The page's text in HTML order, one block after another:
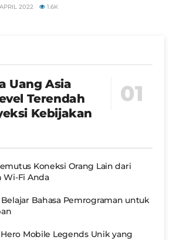
2022 1.6K
Uang Asia
Terendah
Kebijakan
Koneksi Orang Lain dari
Wi-Fi Anda
Bahasa Pemrograman untuk
Hero Mobile Legends Unik yang